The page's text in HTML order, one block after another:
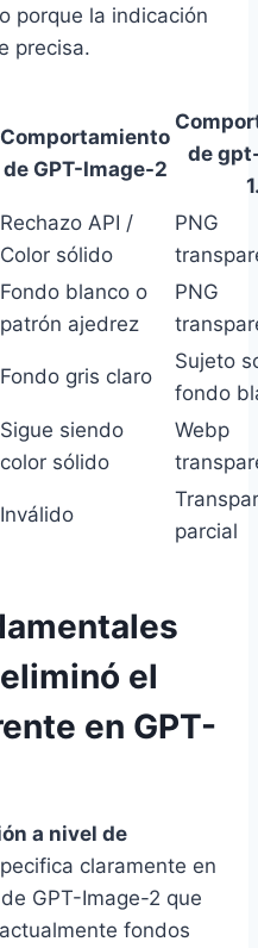
porque la indicación
precisa.
Comportamiento
de GPT-Image-2
de
Rechazo API /
Color sólido
PNG
Fondo blanco o
patrón ajedrez
PNG
Fondo gris claro
Sujeto
fondo
Sigue siendo
color sólido
Webp
Inválido
parcial
el
en GPT-
a nivel de
claramente en
GPT-Image-2 que
fondos